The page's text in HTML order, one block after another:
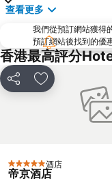
羅湖
North Point Metro
Cheung Chau
Sheung Wan Metro
寶安區
深圳野生動物園
查看更多
我們從預訂網站獲得
預訂網站後找到的優
香港最高評分
分享 放到收藏夾
5 星級 酒店
帝京酒店